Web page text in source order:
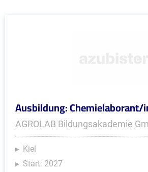
Ausbildung:
AGROLAB Bildungsakademie
Kiel
Start: 2027